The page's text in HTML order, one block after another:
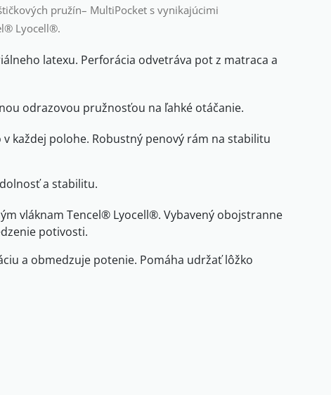
pružín– MultiPocket s vynikajúcimi
Lyocell®.
latexu. Perforácia odvetráva pot z matraca a
odrazovou pružnosťou na ľahké otáčanie.
každej polohe. Robustný penový rám na stabilitu
a stabilitu.
vláknam Tencel® Lyocell®. Vybavený obojstranne
potivosti.
a obmedzuje potenie. Pomáha udržať lôžko